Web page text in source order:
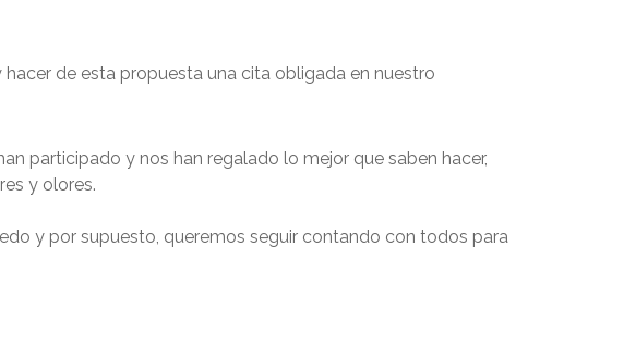
de esta propuesta una cita obligada en nuestro
participado y nos han regalado lo mejor que saben hacer,
y olores.
y por supuesto, queremos seguir contando con todos para